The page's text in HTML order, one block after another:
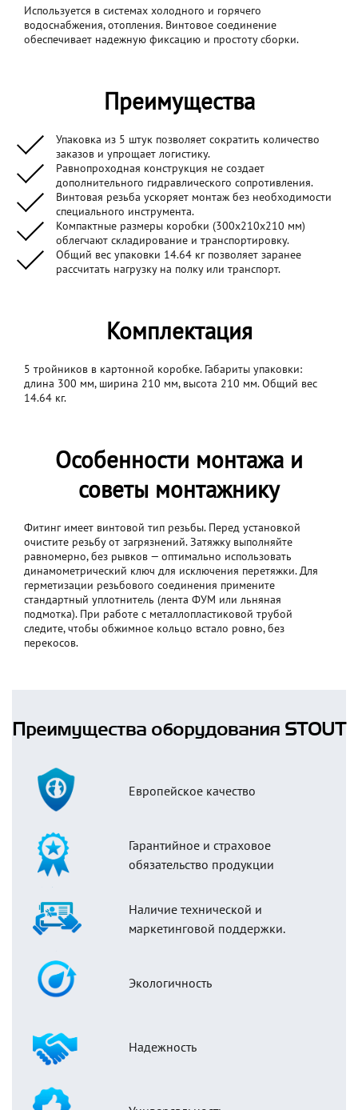
Используется в системах холодного и горячего
водоснабжения, отопления. Винтовое соединение
обеспечивает надежную фиксацию и простоту сборки.
Преимущества
Упаковка из 5 штук позволяет сократить количество
заказов и упрощает логистику.
Равнопроходная конструкция не создает
дополнительного гидравлического сопротивления.
Винтовая резьба ускоряет монтаж без необходимости
специального инструмента.
Компактные размеры коробки (300x210x210 мм)
облегчают складирование и транспортировку.
Общий вес упаковки 14.64 кг позволяет заранее
рассчитать нагрузку на полку или транспорт.
Комплектация
5 тройников в картонной коробке. Габариты упаковки:
длина 300 мм, ширина 210 мм, высота 210 мм. Общий вес
14.64 кг.
Особенности монтажа и
советы монтажнику
Фитинг имеет винтовой тип резьбы. Перед установкой
очистите резьбу от загрязнений. Затяжку выполняйте
равномерно, без рывков — оптимально использовать
динамометрический ключ для исключения перетяжки. Для
герметизации резьбового соединения примените
стандартный уплотнитель (лента ФУМ или льняная
подмотка). При работе с металлопластиковой трубой
следите, чтобы обжимное кольцо встало ровно, без
перекосов.
Преимущества оборудования STOUT
Европейское качество
Гарантийное и страховое
обязательство продукции
Наличие технической и
маркетинговой поддержки.
Экологичность
Надежность